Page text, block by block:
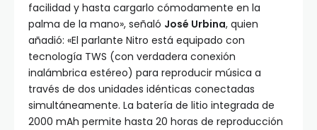
facilidad y hasta cargarlo cómodamente en la
palma de la mano», señaló José Urbina, quien
añadió: «El parlante Nitro está equipado con
tecnología TWS (con verdadera conexión
inalámbrica estéreo) para reproducir música a
través de dos unidades idénticas conectadas
simultáneamente. La batería de litio integrada de
2000 mAh permite hasta 20 horas de reproducción